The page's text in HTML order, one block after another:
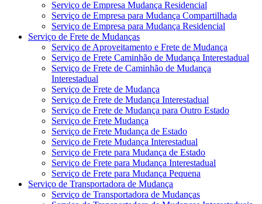
Serviço de Empresa Mudança Residencial
Serviço de Empresa para Mudança Compartilhada
Serviço de Empresa para Mudança Residencial
Serviço de Frete de Mudanças
Serviço de Aproveitamento e Frete de Mudança
Serviço de Frete Caminhão de Mudança Interestadual
Serviço de Frete de Caminhão de Mudança
Interestadual
Serviço de Frete de Mudança
Serviço de Frete de Mudança Interestadual
Serviço de Frete de Mudança para Outro Estado
Serviço de Frete Mudança
Serviço de Frete Mudança de Estado
Serviço de Frete Mudança Interestadual
Serviço de Frete para Mudança de Estado
Serviço de Frete para Mudança Interestadual
Serviço de Frete para Mudança Pequena
Serviço de Transportadora de Mudança
Serviço de Transportadora de Mudanças